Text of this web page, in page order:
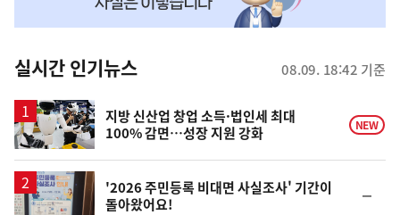
뉴
스
실시간 인기뉴스 08.09. 18:42 기준
지방 신산업 창업 소득·법인세 최대
100% 감면…성장 지원 강화
NEW
'2026 주민등록 비대면 사실조사' 기간이
돌아왔어요!